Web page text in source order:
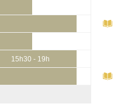
15h30 - 19h